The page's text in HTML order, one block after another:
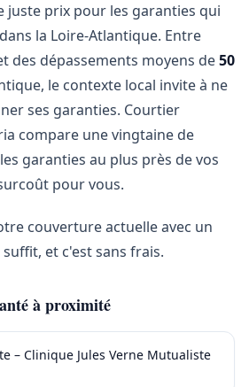
juste prix pour les garanties qui
la Loire-Atlantique. Entre
des dépassements moyens de50
le contexte local invite à ne
ses garanties. Courtier
compare une vingtaine de
garanties au plus près de vos
pour vous.
couverture actuelle avec un
et c'est sans frais.
à proximité
– Clinique Jules Verne Mutualiste